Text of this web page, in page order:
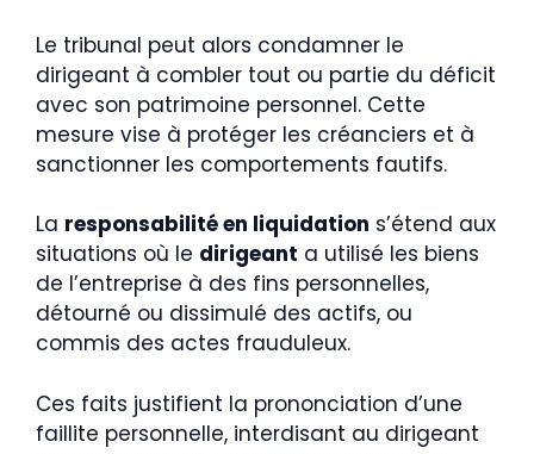
Le tribunal peut alors condamner le
dirigeant à combler tout ou partie du déficit
avec son patrimoine personnel. Cette
mesure vise à protéger les créanciers et à
sanctionner les comportements fautifs.
La responsabilité en liquidation s’étend aux
situations où le dirigeant a utilisé les biens
de l’entreprise à des fins personnelles,
détourné ou dissimulé des actifs, ou
commis des actes frauduleux.
Ces faits justifient la prononciation d’une
faillite personnelle, interdisant au dirigeant